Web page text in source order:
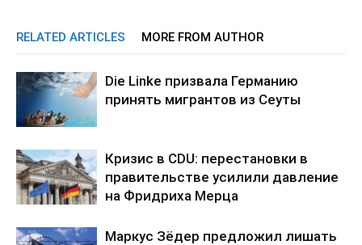
RELATED ARTICLES MORE FROM AUTHOR
Die Linke призвала Германию
принять мигрантов из Сеуты
Кризис в CDU: перестановки в
правительстве усилили давление
на Фридриха Мерца
Маркус Зёдер предложил лишать